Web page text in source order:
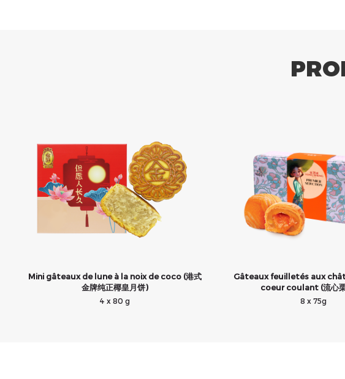
Mini gâteaux de lune à la noix de coco (港式
金牌纯正椰皇月饼)
4 x 80 g
Gâteaux feuilletés aux
coeur coulant (流心
8 x 75g